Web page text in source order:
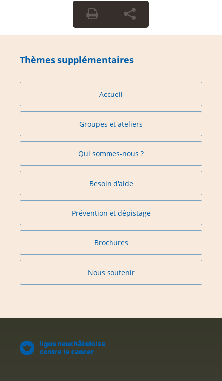
Thèmes supplémentaires
Accueil
Groupes et ateliers
Qui sommes-nous ?
Besoin d'aide
Prévention et dépistage
Brochures
Nous soutenir